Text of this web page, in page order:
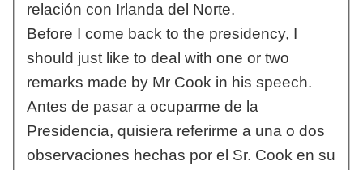
relación con Irlanda del Norte.
Before I come back to the presidency, I
should just like to deal with one or two
remarks made by Mr Cook in his speech.
Antes de pasar a ocuparme de la
Presidencia, quisiera referirme a una o dos
observaciones hechas por el Sr. Cook en su